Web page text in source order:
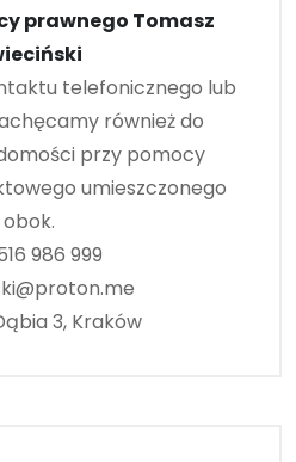
prawnego Tomasz
telefonicznego lub
również do
przy pomocy
umieszczonego
obok.
986 999
3, Kraków